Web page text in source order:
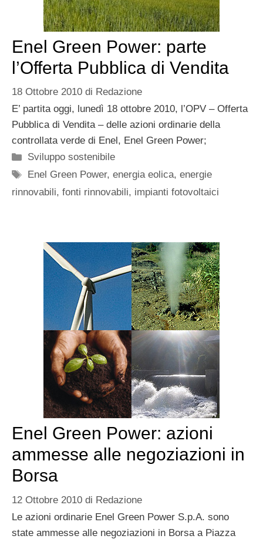
Enel Green Power: parte
l’Offerta Pubblica di Vendita
18 Ottobre 2010 di Redazione
E’ partita oggi, lunedì 18 ottobre 2010, l’OPV – Offerta
Pubblica di Vendita – delle azioni ordinarie della
controllata verde di Enel, Enel Green Power;
Categorie
Sviluppo sostenibile
Tag
Enel Green Power,energia eolica,energie
rinnovabili, fonti rinnovabili, impianti fotovoltaici
Enel Green Power: azioni
ammesse alle negoziazioni in
Borsa
12 Ottobre 2010 di Redazione
Le azioni ordinarie Enel Green Power S.p.A. sono
state ammesse alle negoziazioni in Borsa a Piazza